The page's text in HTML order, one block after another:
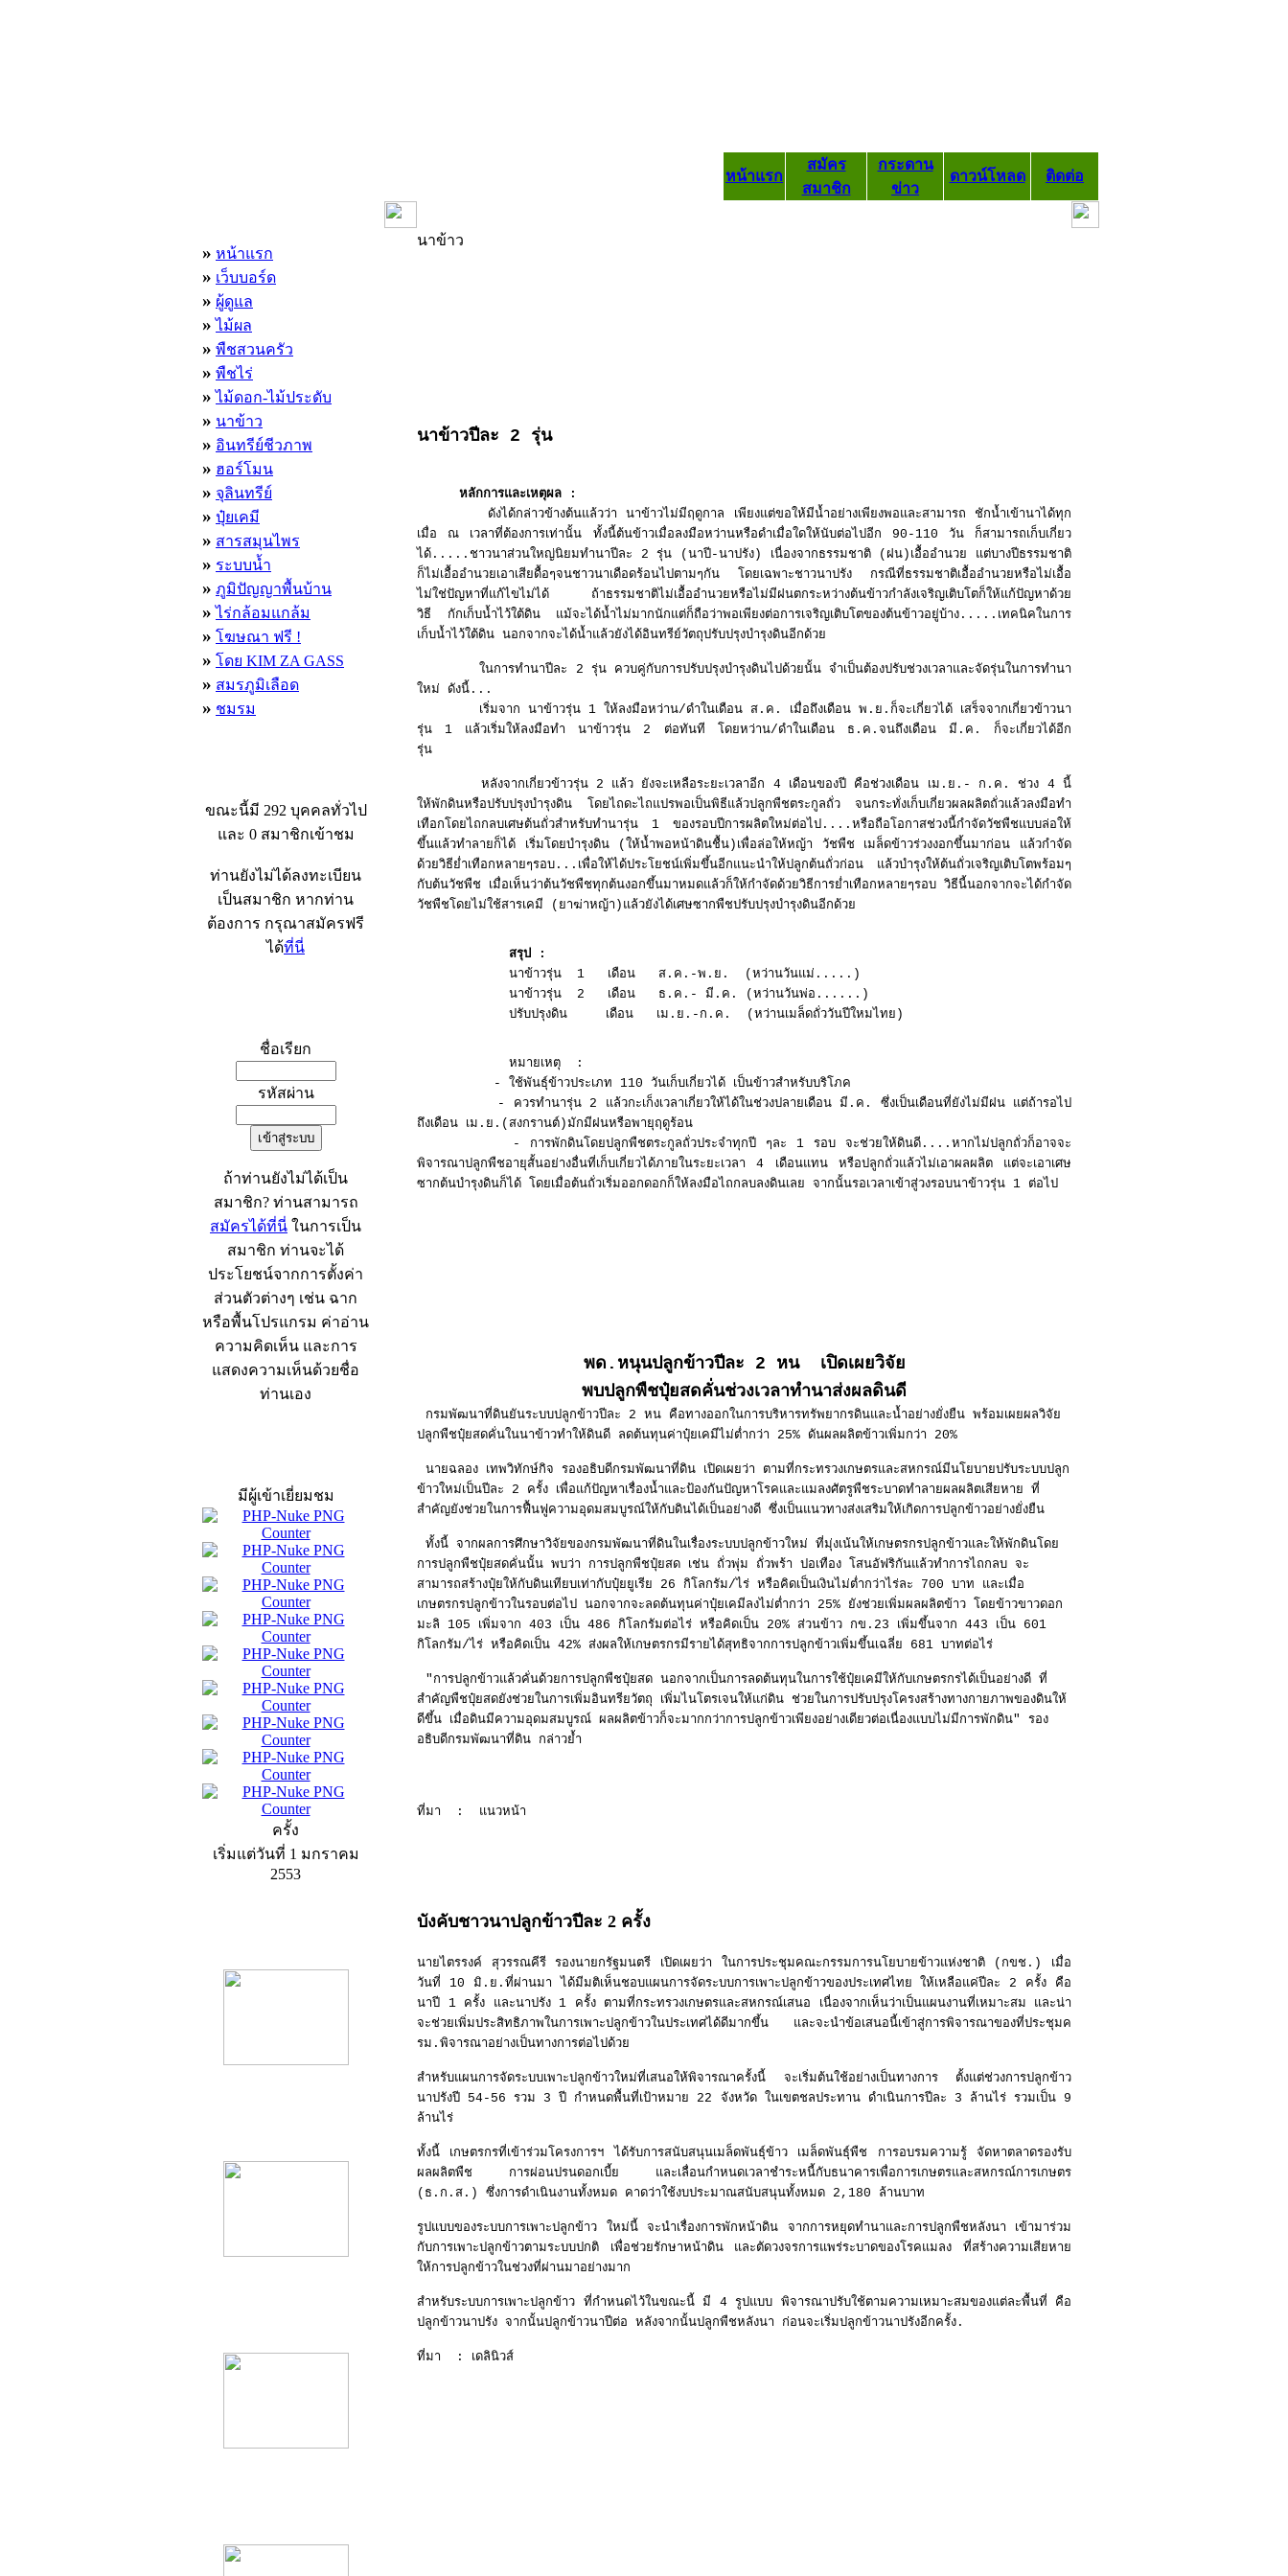
หน้าแรก
สมัคร
สมาชิก
กระดาน
ข่าว
ดาวน์โหลด ติดต่อ
» หน้าแรก
» เว็บบอร์ด
» ผู้ดูแล
» ไม้ผล
» พืชสวนครัว
» พืชไร่
» ไม้ดอก-ไม้ประดับ
» นาข้าว
» อินทรีย์ชีวภาพ
» ฮอร์โมน
» จุลินทรีย์
» ปุ๋ยเคมี
» สารสมุนไพร
» ระบบน้ำ
» ภูมิปัญญาพื้นบ้าน
» ไร่กล้อมแกล้ม
» โฆษณา ฟรี !
» โดย KIM ZA GASS
» สมรภูมิเลือด
» ชมรม
ขณะนี้มี 292 บุคคลทั่วไป
และ 0 สมาชิกเข้าชม
ท่านยังไม่ได้ลงทะเบียน
เป็นสมาชิก หากท่าน
ต้องการ กรุณาสมัครฟรี
ได้ที่นี่
ชื่อเรียก
รหัสผ่าน
ถ้าท่านยังไม่ได้เป็น
สมาชิก? ท่านสามารถ
สมัครได้ที่นี่ ในการเป็น
สมาชิก ท่านจะได้
ประโยชน์จากการตั้งค่า
ส่วนตัวต่างๆ เช่น ฉาก
หรือพื้นโปรแกรม ค่าอ่าน
ความคิดเห็น และการ
แสดงความเห็นด้วยชื่อ
ท่านเอง
มีผู้เข้าเยี่ยมชม
ครั้ง
เริ่มแต่วันที่ 1 มกราคม
2553
นาข้าว
นาข้าวปีละ 2 รุ่น
หลักการและเหตุผล :
ดังได้กล่าวข้างต้นแล้วว่า นาข้าวไม่มีฤดูกาล เพียงแต่ขอให้มีน้ำอย่างเพียงพอและสามารถ ชักน้ำเข้านาได้ทุก
เมื่อ ณ เวลาที่ต้องการเท่านั้น ทั้งนี้ต้นข้าวเมื่อลงมือหว่านหรือดำเมื่อใดให้นับต่อไปอีก 90-110 วัน ก็สามารถเก็บเกี่ยว
ได้.....ชาวนาส่วนใหญ่นิยมทำนาปีละ 2 รุ่น (นาปี-นาปรัง) เนื่องจากธรรมชาติ (ฝน)เอื้ออำนวย แต่บางปีธรรมชาติ
ก็ไม่เอื้ออำนวยเอาเสียดื้อๆจนชาวนาเดือดร้อนไปตามๆกัน โดยเฉพาะชาวนาปรัง กรณีที่ธรรมชาติเอื้ออำนวยหรือไม่เอื้อ
ไม่ใช่ปัญหาที่แก้ไขไม่ได้ ถ้าธรรมชาติไม่เอื้ออำนวยหรือไม่มีฝนตกระหว่างต้นข้าวกำลังเจริญเติบโตก็ให้แก้ปัญหาด้วย
วิธี กักเก็บน้ำไว้ใต้ดิน แม้จะได้น้ำไม่มากนักแต่ก็ถือว่าพอเพียงต่อการเจริญเติบโตของต้นข้าวอยู่บ้าง.....เทคนิคในการ
เก็บน้ำไว้ใต้ดิน นอกจากจะได้น้ำแล้วยังได้อินทรีย์วัตถุปรับปรุงบำรุงดินอีกด้วย
ในการทำนาปีละ 2 รุ่น ควบคู่กับการปรับปรุงบำรุงดินไปด้วยนั้น จำเป็นต้องปรับช่วงเวลาและจัดรุ่นในการทำนา
ใหม่ ดังนี้...
เริ่มจาก นาข้าวรุ่น 1 ให้ลงมือหว่าน/ดำในเดือน ส.ค. เมื่อถึงเดือน พ.ย.ก็จะเกี่ยวได้ เสร็จจากเกี่ยวข้าวนา
รุ่น 1 แล้วเริ่มให้ลงมือทำ นาข้าวรุ่น 2 ต่อทันที โดยหว่าน/ดำในเดือน ธ.ค.จนถึงเดือน มี.ค. ก็จะเกี่ยวได้อีก
รุ่น
หลังจากเกี่ยวข้าวรุ่น 2 แล้ว ยังจะเหลือระยะเวลาอีก 4 เดือนของปี คือช่วงเดือน เม.ย.- ก.ค. ช่วง 4 นี้
ให้พักดินหรือปรับปรุงบำรุงดิน โดยไถดะไถแปรพอเป็นพิธีแล้วปลูกพืชตระกูลถั่ว จนกระทั่งเก็บเกี่ยวผลผลิตถั่วแล้วลงมือทำ
เทือกโดยไถกลบเศษต้นถั่วสำหรับทำนารุ่น 1 ของรอบปีการผลิตใหม่ต่อไป....หรือถือโอกาสช่วงนี้กำจัดวัชพืชแบบล่อให้
ขึ้นแล้วทำลายก็ได้ เริ่มโดยบำรุงดิน (ให้น้ำพอหน้าดินชื้น)เพื่อล่อให้หญ้า วัชพืช เมล็ดข้าวร่วงงอกขึ้นมาก่อน แล้วกำจัด
ด้วยวิธีย่ำเทือกหลายๆรอบ...เพื่อให้ได้ประโยชน์เพิ่มขึ้นอีกแนะนำให้ปลูกต้นถั่วก่อน แล้วบำรุงให้ต้นถั่วเจริญเติบโตพร้อมๆ
กับต้นวัชพืช เมื่อเห็นว่าต้นวัชพืชทุกต้นงอกขึ้นมาหมดแล้วก็ให้กำจัดด้วยวิธีการย่ำเทือกหลายๆรอบ วิธีนี้นอกจากจะได้กำจัด
วัชพืชโดยไม่ใช้สารเคมี (ยาฆ่าหญ้า)แล้วยังได้เศษซากพืชปรับปรุงบำรุงดินอีกด้วย
สรุป :
นาข้าวรุ่น 1 เดือน ส.ค.-พ.ย. (หว่านวันแม่.....)
นาข้าวรุ่น 2 เดือน ธ.ค.- มี.ค. (หว่านวันพ่อ......)
ปรับปรุงดิน เดือน เม.ย.-ก.ค. (หว่านเมล็ดถั่ววันปีใหมไทย)
หมายเหตุ :
- ใช้พันธุ์ข้าวประเภท 110 วันเก็บเกี่ยวได้ เป็นข้าวสำหรับบริโภค
- ควรทำนารุ่น 2 แล้วกะเก็งเวลาเกี่ยวให้ได้ในช่วงปลายเดือน มี.ค. ซึ่งเป็นเดือนที่ยังไม่มีฝน แต่ถ้ารอไป
ถึงเดือน เม.ย.(สงกรานต์)มักมีฝนหรือพายุฤดูร้อน
- การพักดินโดยปลูกพืชตระกูลถั่วประจำทุกปี ๆละ 1 รอบ จะช่วยให้ดินดี....หากไม่ปลูกถั่วก็อาจจะ
พิจารณาปลูกพืชอายุสั้นอย่างอื่นที่เก็บเกี่ยวได้ภายในระยะเวลา 4 เดือนแทน หรือปลูกถั่วแล้วไม่เอาผลผลิต แต่จะเอาเศษ
ซากต้นบำรุงดินก็ได้ โดยเมื่อต้นถั่วเริ่มออกดอกก็ให้ลงมือไถกลบลงดินเลย จากนั้นรอเวลาเข้าสู่วงรอบนาข้าวรุ่น 1 ต่อไป
พด.หนุนปลูกข้าวปีละ 2 หน เปิดเผยวิจัย
พบปลูกพืชปุ๋ยสดคั่นช่วงเวลาทำนาส่งผลดินดี
กรมพัฒนาที่ดินยันระบบปลูกข้าวปีละ 2 หน คือทางออกในการบริหารทรัพยากรดินและน้ำอย่างยั่งยืน พร้อมเผยผลวิจัย
ปลูกพืชปุ๋ยสดคั่นในนาข้าวทำให้ดินดี ลดต้นทุนค่าปุ๋ยเคมีไม่ต่ำกว่า 25% ดันผลผลิตข้าวเพิ่มกว่า 20%
นายฉลอง เทพวิทักษ์กิจ รองอธิบดีกรมพัฒนาที่ดิน เปิดเผยว่า ตามที่กระทรวงเกษตรและสหกรณ์มีนโยบายปรับระบบปลูก
ข้าวใหม่เป็นปีละ 2 ครั้ง เพื่อแก้ปัญหาเรื่องน้ำและป้องกันปัญหาโรคและแมลงศัตรูพืชระบาดทำลายผลผลิตเสียหาย ที่
สำคัญยังช่วยในการฟื้นฟูความอุดมสมบูรณ์ให้กับดินได้เป็นอย่างดี ซึ่งเป็นแนวทางส่งเสริมให้เกิดการปลูกข้าวอย่างยั่งยืน
ทั้งนี้ จากผลการศึกษาวิจัยของกรมพัฒนาที่ดินในเรื่องระบบปลูกข้าวใหม่ ที่มุ่งเน้นให้เกษตรกรปลูกข้าวและให้พักดินโดย
การปลูกพืชปุ๋ยสดคั่นนั้น พบว่า การปลูกพืชปุ๋ยสด เช่น ถั่วพุ่ม ถั่วพร้า ปอเทือง โสนอัฟริกันแล้วทำการไถกลบ จะ
สามารถสร้างปุ๋ยให้กับดินเทียบเท่ากับปุ๋ยยูเรีย 26 กิโลกรัม/ไร่ หรือคิดเป็นเงินไม่ต่ำกว่าไร่ละ 700 บาท และเมื่อ
เกษตรกรปลูกข้าวในรอบต่อไป นอกจากจะลดต้นทุนค่าปุ๋ยเคมีลงไม่ต่ำกว่า 25% ยังช่วยเพิ่มผลผลิตข้าว โดยข้าวขาวดอก
มะลิ 105 เพิ่มจาก 403 เป็น 486 กิโลกรัมต่อไร่ หรือคิดเป็น 20% ส่วนข้าว กข.23 เพิ่มขึ้นจาก 443 เป็น 601
กิโลกรัม/ไร่ หรือคิดเป็น 42% ส่งผลให้เกษตรกรมีรายได้สุทธิจากการปลูกข้าวเพิ่มขึ้นเฉลี่ย 681 บาทต่อไร่
"การปลูกข้าวแล้วคั่นด้วยการปลูกพืชปุ๋ยสด นอกจากเป็นการลดต้นทุนในการใช้ปุ๋ยเคมีให้กับเกษตรกรได้เป็นอย่างดี ที่
สำคัญพืชปุ๋ยสดยังช่วยในการเพิ่มอินทรียวัตถุ เพิ่มไนโตรเจนให้แก่ดิน ช่วยในการปรับปรุงโครงสร้างทางกายภาพของดินให้
ดีขึ้น เมื่อดินมีความอุดมสมบูรณ์ ผลผลิตข้าวก็จะมากกว่าการปลูกข้าวเพียงอย่างเดียวต่อเนื่องแบบไม่มีการพักดิน" รอง
อธิบดีกรมพัฒนาที่ดิน กล่าวย้ำ
ที่มา : แนวหน้า
บังคับชาวนาปลูกข้าวปีละ 2 ครั้ง
นายไตรรงค์ สุวรรณคีรี รองนายกรัฐมนตรี เปิดเผยว่า ในการประชุมคณะกรรมการนโยบายข้าวแห่งชาติ (กขช.) เมื่อ
วันที่ 10 มิ.ย.ที่ผ่านมา ได้มีมติเห็นชอบแผนการจัดระบบการเพาะปลูกข้าวของประเทศไทย ให้เหลือแค่ปีละ 2 ครั้ง คือ
นาปี 1 ครั้ง และนาปรัง 1 ครั้ง ตามที่กระทรวงเกษตรและสหกรณ์เสนอ เนื่องจากเห็นว่าเป็นแผนงานที่เหมาะสม และน่า
จะช่วยเพิ่มประสิทธิภาพในการเพาะปลูกข้าวในประเทศได้ดีมากขึ้น และจะนำข้อเสนอนี้เข้าสู่การพิจารณาของที่ประชุมค
รม.พิจารณาอย่างเป็นทางการต่อไปด้วย
สำหรับแผนการจัดระบบเพาะปลูกข้าวใหม่ที่เสนอให้พิจารณาครั้งนี้ จะเริ่มต้นใช้อย่างเป็นทางการ ตั้งแต่ช่วงการปลูกข้าว
นาปรังปี 54-56 รวม 3 ปี กำหนดพื้นที่เป้าหมาย 22 จังหวัด ในเขตชลประทาน ดำเนินการปีละ 3 ล้านไร่ รวมเป็น 9
ล้านไร่
ทั้งนี้ เกษตรกรที่เข้าร่วมโครงการฯ ได้รับการสนับสนุนเมล็ดพันธุ์ข้าว เมล็ดพันธุ์พืช การอบรมความรู้ จัดหาตลาดรองรับ
ผลผลิตพืช การผ่อนปรนดอกเบี้ย และเลื่อนกำหนดเวลาชำระหนี้กับธนาคารเพื่อการเกษตรและสหกรณ์การเกษตร
(ธ.ก.ส.) ซึ่งการดำเนินงานทั้งหมด คาดว่าใช้งบประมาณสนับสนุนทั้งหมด 2,180 ล้านบาท
รูปแบบของระบบการเพาะปลูกข้าว ใหม่นี้ จะนำเรื่องการพักหน้าดิน จากการหยุดทำนาและการปลูกพืชหลังนา เข้ามาร่วม
กับการเพาะปลูกข้าวตามระบบปกติ เพื่อช่วยรักษาหน้าดิน และตัดวงจรการแพร่ระบาดของโรคแมลง ที่สร้างความเสียหาย
ให้การปลูกข้าวในช่วงที่ผ่านมาอย่างมาก
สำหรับระบบการเพาะปลูกข้าว ที่กำหนดไว้ในขณะนี้ มี 4 รูปแบบ พิจารณาปรับใช้ตามความเหมาะสมของแต่ละพื้นที่ คือ
ปลูกข้าวนาปรัง จากนั้นปลูกข้าวนาปีต่อ หลังจากนั้นปลูกพืชหลังนา ก่อนจะเริ่มปลูกข้าวนาปรังอีกครั้ง.
ที่มา : เดลินิวส์